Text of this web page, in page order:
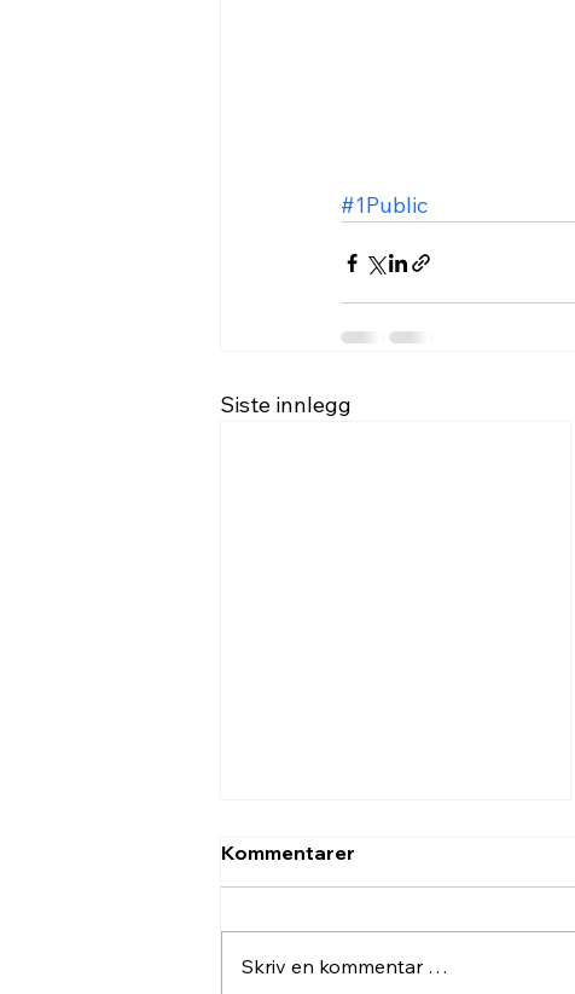
#1Public
Siste innlegg
Kommentarer
Skriv en kommentar …